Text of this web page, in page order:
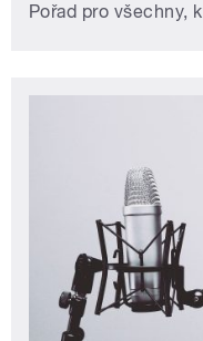
Pořad pro všechny,